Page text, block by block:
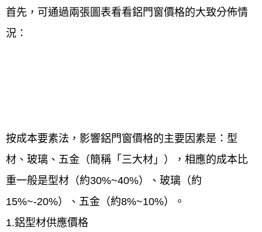
首先，可通過兩張圖表看看鋁門窗價格的大致分佈情
況：
按成本要素法，影響鋁門窗價格的主要因素是：型
材、玻璃、五金（簡稱「三大材」），相應的成本比
重一般是型材（約30%~40%）、玻璃（約
15%~-20%）、五金（約8%~10%）。
1.鋁型材供應價格